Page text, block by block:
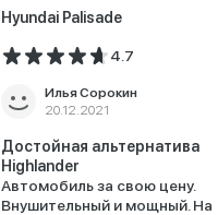
Hyundai Palisade
4.7
Илья Сорокин
20.12.2021
Достойная альтернатива
Highlander
Автомобиль за свою цену.
Внушительный и мощный. На